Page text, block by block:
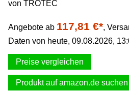
Impressum
von TROTEC
Angebote ab 117,81 €*,
Daten von heute, 09.08.2026,
Preise vergleichen
Produkt auf amazon.de suchen